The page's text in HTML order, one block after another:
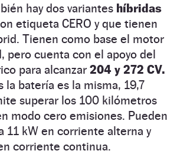
hay dos variantes híbridas
etiqueta CERO y que tienen
Tienen como base el motor
pero cuenta con el apoyo del
para alcanzar 204 y 272 CV.
la batería es la misma, 19,7
superar los 100 kilómetros
modo cero emisiones. Pueden
11 kW en corriente alterna y
corriente continua.